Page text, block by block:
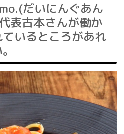
だいにんぐあん
表古本さんが働か
いるところがあれ